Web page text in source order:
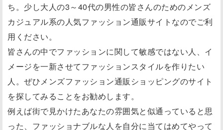
ち。少し大人の3～40代の男性の皆さんのためのメンズ
カジュアル系の人気ファッション通販サイトなのでご利
用ください。
皆さんの中でファッションに関して敏感ではない人、イ
メージを一新させてファッションスタイルを作りたい
人。ぜひメンズファッション通販ショッピングのサイト
を探してみることをお勧めします。
例えば街で見かけたあなたの雰囲気と似通っていると思
った、ファッショナブルな人を自分に当てはめてやって